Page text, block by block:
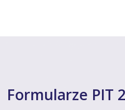
Formularze PIT